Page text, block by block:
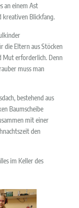
an einem Ast
kreativen Blickfang.
die Eltern aus Stöcken
Mut erforderlich. Denn
muss man
bestehend aus
Baumscheibe
mit einer
den
im Keller des